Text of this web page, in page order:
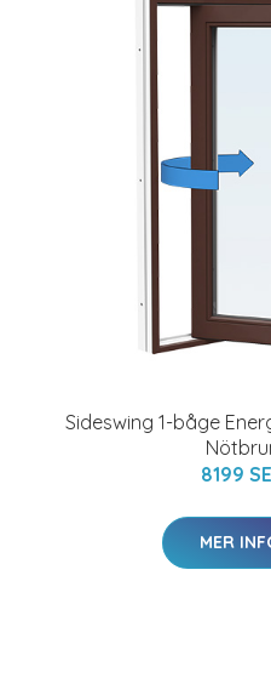
Sideswing 1-båge
8199
MER